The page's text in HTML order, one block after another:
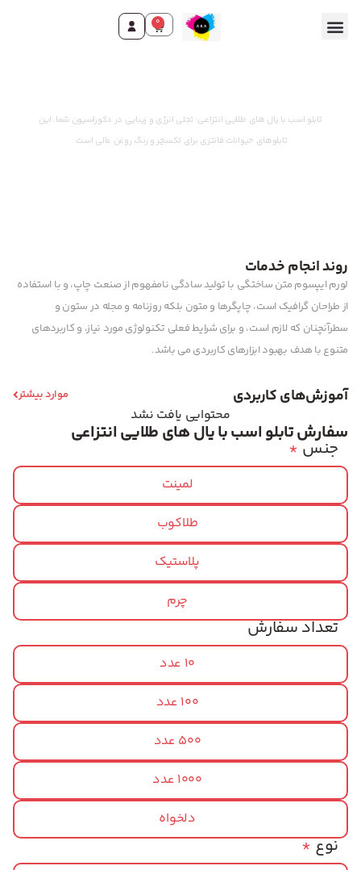
0
تابلو اسب با یال های طلایی انتزاعی: تجلی انرژی و زیبایی در دکوراسیون شما. این
تابلوهای حیوانات فانتزی برای تکسچر و رنگ روغن عالی است.
روند انجام خدمات
لورم ایپسوم متن ساختگی با تولید سادگی نامفهوم از صنعت چاپ، و با استفاده
از طراحان گرافیک است، چاپگرها و متون بلکه روزنامه و مجله در ستون و
سطرآنچنان که لازم است، و برای شرایط فعلی تکنولوژی مورد نیاز، و کاربردهای
متنوع با هدف بهبود ابزارهای کاربردی می باشد.
آموزش‌های کاربردی موارد بیشتر
محتوایی یافت نشد
سفارش تابلو اسب با یال های طلایی انتزاعی
*جنس
لمینت
طلاکوب
پلاستیک
چرم
تعداد سفارش
10 عدد
100 عدد
500 عدد
1000 عدد
دلخواه
*نوع